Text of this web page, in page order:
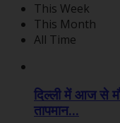
This Week
This Month
All Time
दिल्ली में आज से
तापमान...